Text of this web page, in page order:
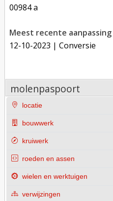
00984 a
Meest recente aanpassing
12-10-2023 | Conversie
molenpaspoort
locatie
bouwwerk
kruiwerk
roeden en assen
wielen en werktuigen
verwijzingen